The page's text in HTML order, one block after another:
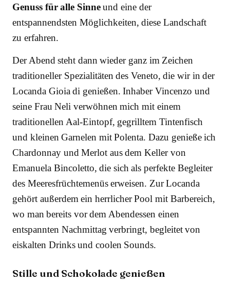
Genuss für alle Sinneund eine der
entspannendsten Möglichkeiten, diese Landschaft
zu erfahren.
Der Abend steht dann wieder ganz im Zeichen
traditioneller Spezialitäten des Veneto, die wir in der
Locanda Gioia di genießen. Inhaber Vincenzo und
seine Frau Neli verwöhnen mich mit einem
traditionellen Aal-Eintopf, gegrilltem Tintenfisch
und kleinen Garnelen mit Polenta. Dazu genieße ich
Chardonnay und Merlot aus dem Keller von
Emanuela Bincoletto, die sich als perfekte Begleiter
des Meeresfrüchtemenüs erweisen. Zur Locanda
gehört außerdem ein herrlicher Pool mit Barbereich,
wo man bereits vor dem Abendessen einen
entspannten Nachmittag verbringt, begleitet von
eiskalten Drinks und coolen Sounds.
Stille und Schokolade genießen